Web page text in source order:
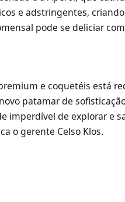
e adstringentes,
pode se deliciar
e coquetéis está
patamar de
imperdível de explorar e
o gerente Celso Klos.